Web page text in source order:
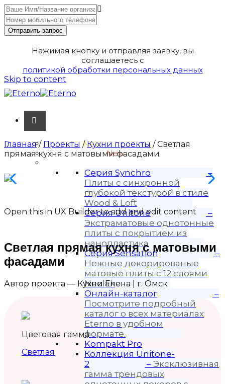
Отправить запрос
Нажимая кнопку и отправляя заявку, вы
соглашаетесь с
политикой обработки персональных данных
Skip to content
Unitone-3New
Wood-3 и Loft-2New
Серия Synchro
–
Плиты с синхронной
глубокой текстурой в стиле
Wood & Loft
Серия Unitone
–
Экстраматовые однотонные
плиты с покрытием из
нанопластика
Серия Sensation
–
Нежные декорированые
матовые плиты с 12 слоями
Neolak
Онлайн-каталог
–
Посмотрите подробный
каталог о всех материалах
Eterno в удобном
формате.
Kompakt Pro
Коллекция Unitone-
2
– Эксклюзивная
гамма трендовых
Главная/ Проекты /Кухни проекты / Светлая
прямая кухня с матовыми фасадами
Open this in UX Builder to add and edit content
Светлая прямая кухня с матовыми
фасадами
Автор проекта — Кухни Елена | г. Омск
Цветовая гамма
Светлая